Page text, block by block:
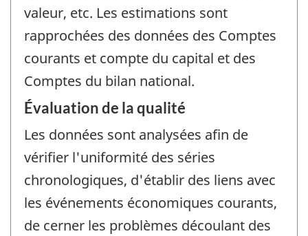
valeur, etc. Les estimations sont
rapprochées des données des Comptes
courants et compte du capital et des
Comptes du bilan national.
Évaluation de la qualité
Les données sont analysées afin de
vérifier l'uniformité des séries
chronologiques, d'établir des liens avec
les événements économiques courants,
de cerner les problèmes découlant des